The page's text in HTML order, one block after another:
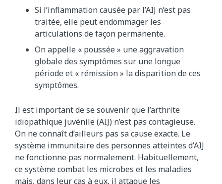
Si l’inflammation causée par l’AIJ n’est pas
traitée, elle peut endommager les
articulations de façon permanente.
On appelle « poussée » une aggravation
globale des symptômes sur une longue
période et « rémission » la disparition de ces
symptômes.
Il est important de se souvenir que l’arthrite
idiopathique juvénile (AIJ) n’est pas contagieuse.
On ne connaît d’ailleurs pas sa cause exacte. Le
système immunitaire des personnes atteintes d’AIJ
ne fonctionne pas normalement. Habituellement,
ce système combat les microbes et les maladies
mais, dans leur cas à eux, il attaque les